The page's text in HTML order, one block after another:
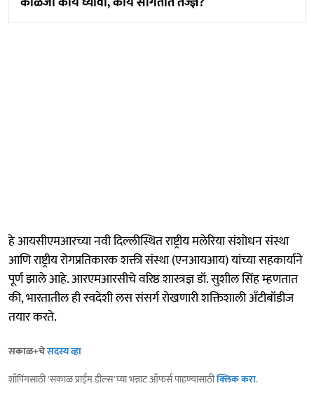
हे आयसीएमआरच्या नवी दिल्लीस्थित राष्ट्रीय मलेरिया संशोधन संस्था
आणि राष्ट्रीय रोगप्रतिकारक शक्ती संस्था (एनआयआय) यांच्या सहकार्याने
पूर्ण झाले आहे. आरएमआरसीचे वरिष्ठ शास्त्रज्ञ डॉ. सुशील सिंह म्हणतात
की, भारतातील ही स्वदेशी लस संसर्ग रोखणारी शक्तिशाली अँटीबॉडीज
तयार करते.
सकाळ+चेसदस्य व्हा
शॉपिंगसाठी 'सकाळ प्राईम डील्स'च्या भन्नाट ऑफर्स पाहण्यासाठीक्लिक करा.